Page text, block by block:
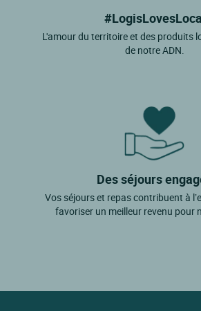
L'amour du territoire et des produits
de notre ADN.
Des séjours
Vos séjours et repas contribuent à
favoriser un meilleur revenu pour